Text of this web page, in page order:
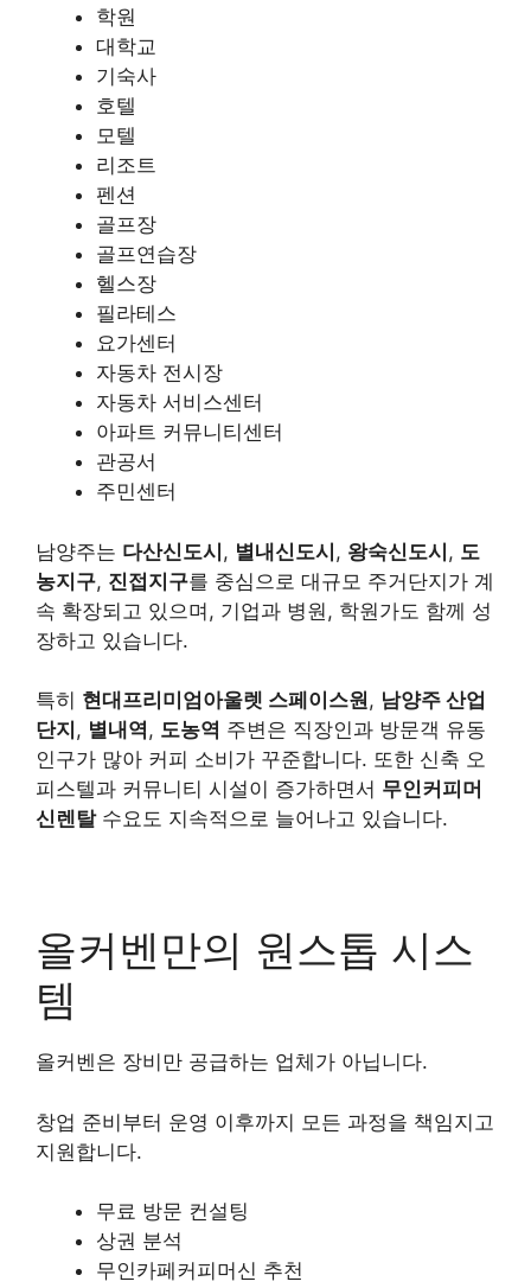
학원
대학교
기숙사
호텔
모텔
리조트
펜션
골프장
골프연습장
헬스장
필라테스
요가센터
자동차 전시장
자동차 서비스센터
아파트 커뮤니티센터
관공서
주민센터
남양주는 다산신도시, 별내신도시, 왕숙신도시, 도
농지구, 진접지구를 중심으로 대규모 주거단지가 계
속 확장되고 있으며, 기업과 병원, 학원가도 함께 성
장하고 있습니다.
특히 현대프리미엄아울렛 스페이스원, 남양주 산업
단지 , 별내역, 도농역 주변은 직장인과 방문객 유동
인구가 많아 커피 소비가 꾸준합니다. 또한 신축 오
피스텔과 커뮤니티 시설이 증가하면서 무인커피머
신렌탈수요도 지속적으로 늘어나고 있습니다.
올커벤만의 원스톱 시스
템
올커벤은 장비만 공급하는 업체가 아닙니다.
창업 준비부터 운영 이후까지 모든 과정을 책임지고
지원합니다.
무료 방문 컨설팅
상권 분석
무인카페커피머신 추천